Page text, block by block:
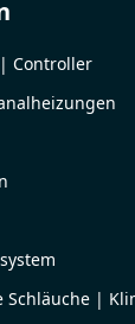
Controller
|